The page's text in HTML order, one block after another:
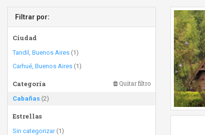
Filtrar por:
Ciudad
Tandil, Buenos Aires (1)
Carhué, Buenos Aires (1)
Categoría Quitar filtro
Cabañas (2)
Estrellas
Sin categorizar(1)